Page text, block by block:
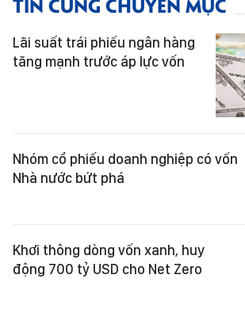
Lãi suất trái phiếu ngân hàng
tăng mạnh trước áp lực vốn
Nhóm cổ phiếu doanh nghiệp có vốn
Nhà nước bứt phá
Khơi thông dòng vốn xanh, huy
động 700 tỷ USD cho Net Zero